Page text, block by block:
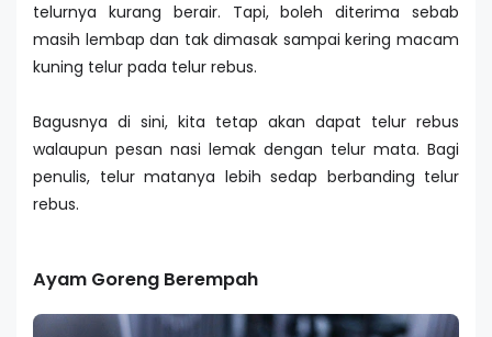
telurnya kurang berair. Tapi, boleh diterima sebab
masih lembap dan tak dimasak sampai kering macam
kuning telur pada telur rebus.
Bagusnya di sini, kita tetap akan dapat telur rebus
walaupun pesan nasi lemak dengan telur mata. Bagi
penulis, telur matanya lebih sedap berbanding telur
rebus.
Ayam Goreng Berempah